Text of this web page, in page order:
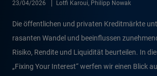
23/04/2026 Lotfi Karoui, Philipp Nowak
Die öffentlichen und privaten Kreditmärkte
rasanten Wandel und beeinflussen
Risiko, Rendite und Liquidität beurteilen. In
„Fixing Your Interest“ werfen wir einen Blick